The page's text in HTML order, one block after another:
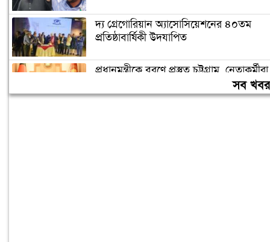
দ্য গ্রেগোরিয়ান অ্যাসোসিয়েশনের ৪০তম
প্রতিষ্ঠাবার্ষিকী উদযাপিত
প্রধানমন্ত্রীকে বরণে প্রস্তুত চট্টগ্রাম, নেতাকর্মীরা
সব